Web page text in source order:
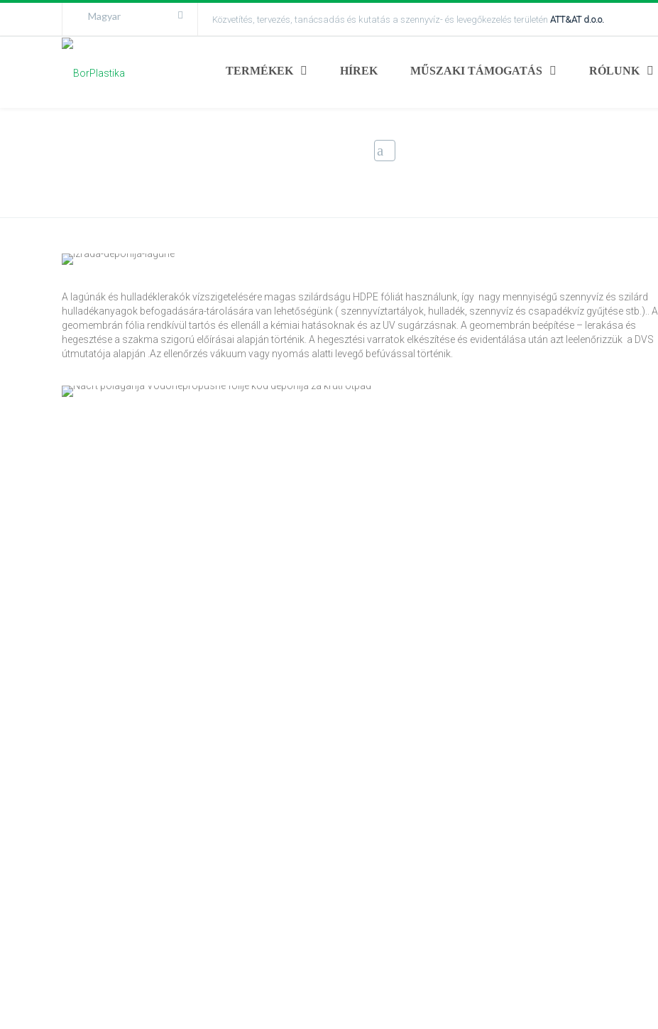
Magyar Közvetítés, tervezés, tanácsadás és kutatás a szennyvíz- és levegőkezelés területén ATT&AT d.o.o.
TERMÉKEK HÍREK MŰSZAKI TÁMOGATÁS RÓLUNK
A lagúnák és hulladéklerakók vízszigetelésére magas szilárdságu HDPE fóliát használunk, így nagy mennyiségű szennyvíz és szilárd
hulladékanyagok befogadására-tárolására van lehetőségünk ( szennyvíztartályok, hulladék, szennyvíz és csapadékvíz gyűjtése stb.).. A
geomembrán fólia rendkívül tartós és ellenáll a kémiai hatásoknak és az UV sugárzásnak. A geomembrán beépítése – lerakása és
hegesztése a szakma szigorú előírásai alapján történik. A hegesztési varratok elkészítése és evidentálása után azt leelenőrizzük a DVS
útmutatója alapján .Az ellenőrzés vákuum vagy nyomás alatti levegő befúvással történik.